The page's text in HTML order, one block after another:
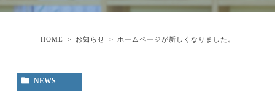
HOME お知らせ ホームページが新しくなりました。
NEWS